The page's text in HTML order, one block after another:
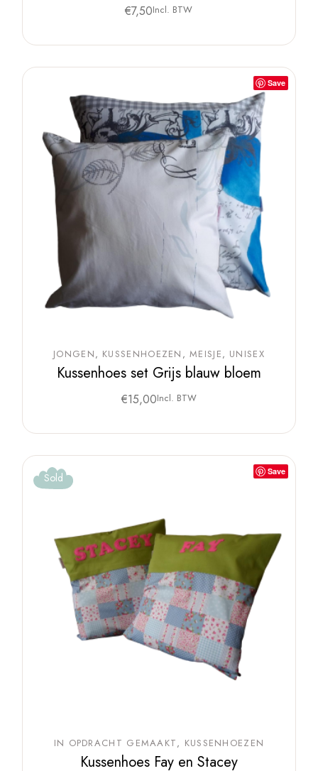
€7,50Incl. BTW
Save
JONGEN KUSSENHOEZEN MEISJE UNISEX
Kussenhoes set Grijs blauw bloem
€15,00Incl. BTW
Save
Sold
IN OPDRACHT GEMAAKT KUSSENHOEZEN
Kussenhoes Fay en Stacey